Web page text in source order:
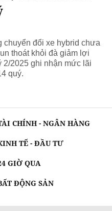
chuyển đổi xe hybrid chưa
thoát khỏi đà giảm lợi
2/2025 ghi nhận mức lãi
quý.
CHÍNH - NGÂN HÀNG
TẾ - ĐẦU TƯ
GIỜ QUA
ĐỘNG SẢN